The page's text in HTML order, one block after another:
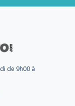
de 9h00 à